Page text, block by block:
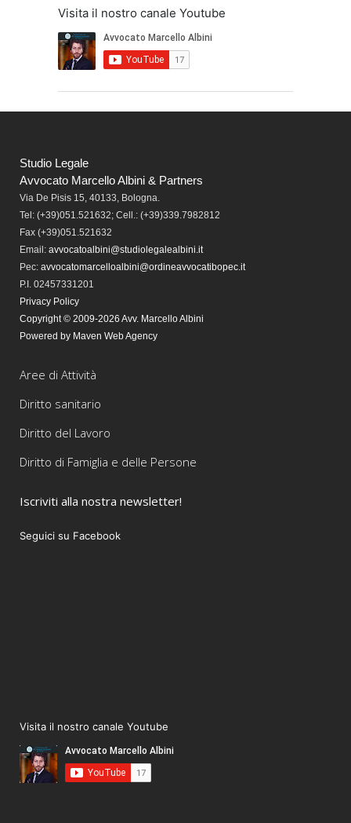
Visita il nostro canale Youtube
Studio Legale
Avvocato Marcello Albini & Partners
Via De Pisis 15, 40133, Bologna.
Tel: (+39)051.521632; Cell.: (+39)339.7982812
Fax (+39)051.521632
Email: avvocatoalbini@studiolegalealbini.it
Pec: avvocatomarcelloalbini@ordineavvocatibopec.it
P.I. 02457331201
Privacy Policy
Copyright © 2009-2026 Avv. Marcello Albini
Powered by Maven Web Agency
Aree di Attività
Diritto sanitario
Diritto del Lavoro
Diritto di Famiglia e delle Persone
Iscriviti alla nostra newsletter!
Seguici su Facebook
Visita il nostro canale Youtube